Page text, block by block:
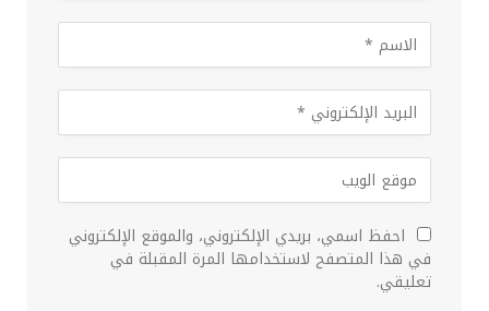
احفظ اسمي، بريدي الإلكتروني، والموقع الإلكتروني
في هذا المتصفح لاستخدامها المرة المقبلة في
تعليقي.